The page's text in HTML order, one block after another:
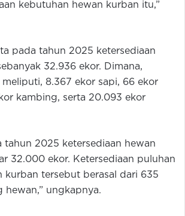
kebutuhan hewan kurban itu,”
pada tahun 2025 ketersediaan
32.936 ekor. Dimana,
8.367 ekor sapi, 66 ekor
kambing, serta 20.093 ekor
tahun 2025 ketersediaan hewan
32.000 ekor. Ketersediaan puluhan
kurban tersebut berasal dari 635
hewan,” ungkapnya.